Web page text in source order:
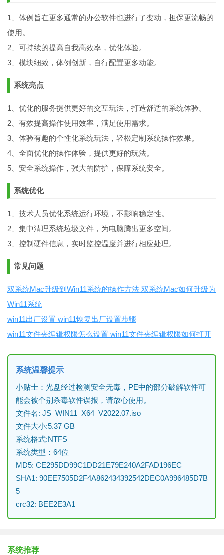
1、体例旨在更多通常的办公软件也进行了变动，担保更流畅的
使用。
2、可持续的提高自我高效率，优化体验。
3、模块细致，体例创新，自行配置更多动能。
系统亮点
1、优化的服务提供更好的交互玩法，打造舒适的系统体验。
2、有效提高操作使用效率，满足使用需求。
3、体验有趣的个性化系统玩法，轻松定制系统操作效果。
4、全面优化的操作体验，提供更好的玩法。
5、安全系统操作，强大的防护，保障系统安全。
系统优化
1、技术人员优化系统运行环境，不影响稳定性。
2、集中清理系统垃圾文件，为电脑腾出更多空间。
3、控制硬件信息，实时监控温度并进行相应处理。
常见问题
双系统Mac升级到Win11系统的操作方法 双系统Mac如何升级为
Win11系统
win11出厂设置 win11恢复出厂设置步骤
win11文件夹编辑权限怎么设置 win11文件夹编辑权限如何打开
系统温馨提示
小贴士：光盘经过检测安全无毒，PE中的部分破解软件可
能会被个别杀毒软件误报，请放心使用。
文件名: JS_WIN11_X64_V2022.07.iso
文件大小:5.37 GB
系统格式:NTFS
系统类型：64位
MD5: CE295DD99C1DD21E79E240A2FAD196EC
SHA1: 90EE7505D2F4A862434392542DEC0A996485D7B
5
crc32: BEE2E3A1
系统推荐